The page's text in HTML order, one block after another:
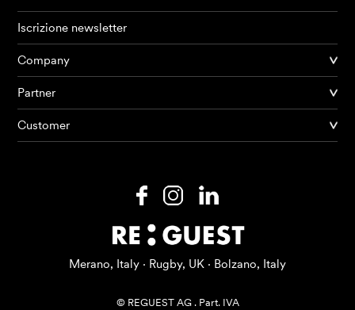
Prodotti
AI Agents
Risorse
Iscrizione newsletter
Company
Partner
Customer
Merano, Italy · Rugby, UK · Bolzano, Italy
© REGUEST AG. Part. IVA